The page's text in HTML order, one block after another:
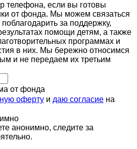
телефона, если вы готовы
от фонда. Мы можем связаться
за поддержку,
помощи детям, а также
программах и
в них. Мы бережно относимся
и не передаем их третьим
от фонда
оферту и даю согласие на
анонимно, следите за